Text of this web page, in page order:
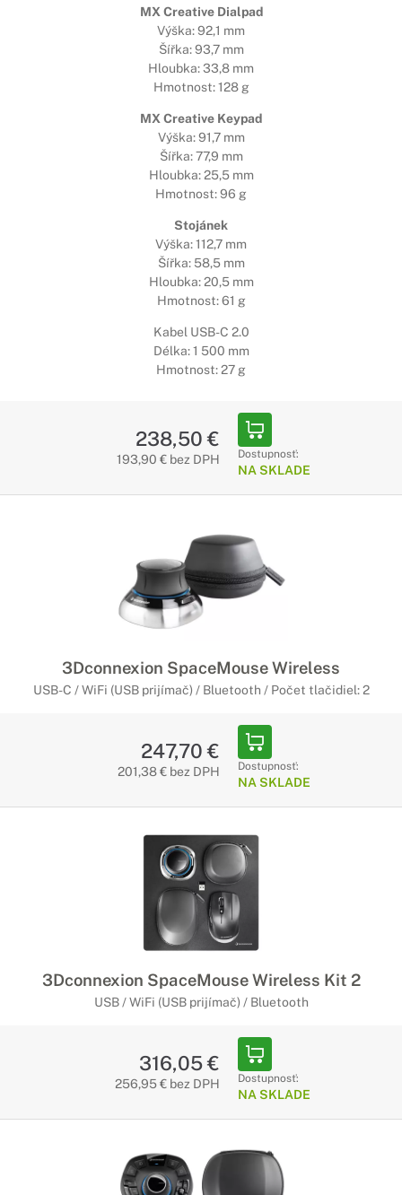
MX Creative Dialpad
Výška: 92,1 mm
Šířka: 93,7 mm
Hloubka: 33,8 mm
Hmotnost: 128 g
MX Creative Keypad
Výška: 91,7 mm
Šířka: 77,9 mm
Hloubka: 25,5 mm
Hmotnost: 96 g
Stojánek
Výška: 112,7 mm
Šířka: 58,5 mm
Hloubka: 20,5 mm
Hmotnost: 61 g
Kabel USB-C 2.0
Délka: 1 500 mm
Hmotnost: 27 g
238,50 €
193,90 € bez DPH Dostupnosť:
NA SKLADE
3Dconnexion SpaceMouse Wireless
USB-C / WiFi (USB prijímač) / Bluetooth / Počet tlačidiel: 2
247,70 €
201,38 € bez DPH Dostupnosť:
NA SKLADE
3Dconnexion SpaceMouse Wireless Kit 2
USB / WiFi (USB prijímač) / Bluetooth
316,05 €
256,95 € bez DPH Dostupnosť:
NA SKLADE